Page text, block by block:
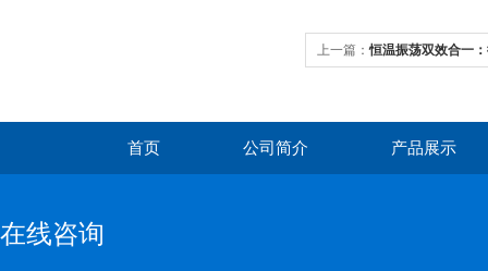
上一篇：恒温振荡双效合一
首页 公司简介 产品展示
在线咨询